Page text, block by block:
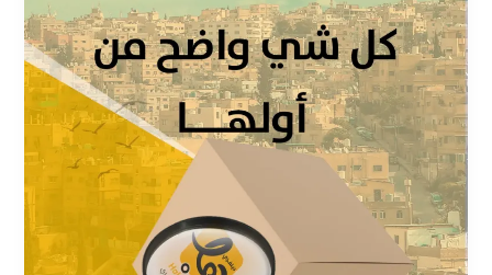
توصيل
محلية
وتحقيق
المزيد
من
العملاء